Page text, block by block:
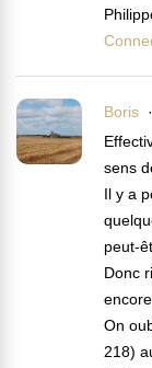
Boris
sens
Il y a
peut-
Donc
On
218)